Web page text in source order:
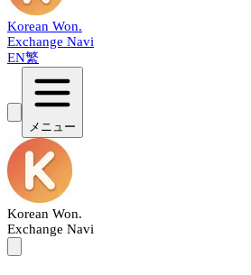
Korean Won.
Exchange Navi
EN繁
メニュー
Korean Won.
Exchange Navi